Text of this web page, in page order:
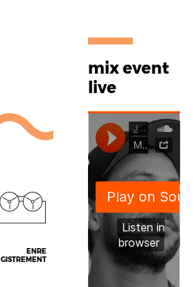
mix event
live
ENRE
GISTREMENT